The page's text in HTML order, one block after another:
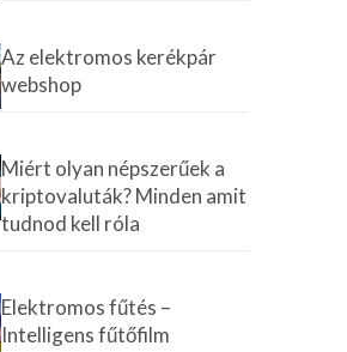
Az elektromos kerékpár
webshop
Miért olyan népszerűek a
kriptovaluták? Minden amit
tudnod kell róla
Elektromos fűtés –
Intelligens fűtőfilm